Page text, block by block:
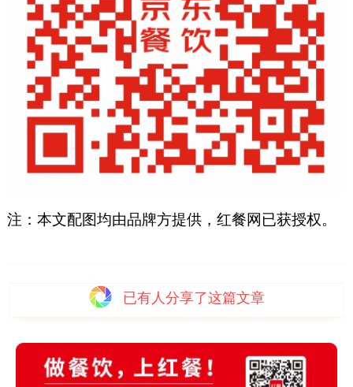
注：本文配图均由品牌方提供，红餐网已获授权。
已有人分享了这篇文章